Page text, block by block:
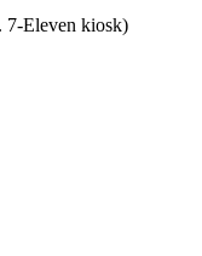
7-Eleven kiosk)